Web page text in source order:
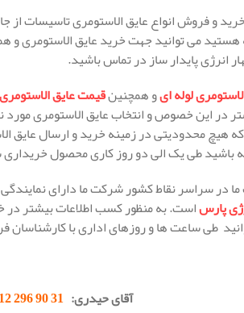
و فروش انواع عایق الاستومری تاسیسات
می توانید جهت خرید عایق الاستومری و
انرژی پایدار ساز در تماس باشید.
لوله ایو همچنینقیمت عایق
در این خصوص و انتخاب عایق الاستومری
که هیچ محدودیتی در زمینه خرید و ارسال عایق
باشید طی یک الی دو روز کاری محصول
در سراسر نقاط کشور شرکت ما دارای
پارساست. به منظور کسب اطلاعات بیشتر در
طی ساعت ها و روزهای اداری با کارشناسان
آقای حیدری: 31 90 296 0912